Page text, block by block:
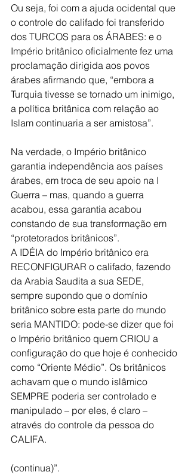
Ou seja, foi com a ajuda ocidental que
o controle do califado foi transferido
dos TURCOS para os ÁRABES: e o
Império britânico oficialmente fez uma
proclamação dirigida aos povos
árabes afirmando que, “embora a
Turquia tivesse se tornado um inimigo,
a política britânica com relação ao
Islam continuaria a ser amistosa”.
Na verdade, o Império britânico
garantia independência aos países
árabes, em troca de seu apoio na I
Guerra – mas, quando a guerra
acabou, essa garantia acabou
constando de sua transformação em
“protetorados britânicos”.
A IDÉIA do Império britânico era
RECONFIGURAR o califado, fazendo
da Arabia Saudita a sua SEDE,
sempre supondo que o domínio
britânico sobre esta parte do mundo
seria MANTIDO: pode-se dizer que foi
o Império britânico quem CRIOU a
configuração do que hoje é conhecido
como “Oriente Médio”. Os britânicos
achavam que o mundo islâmico
SEMPRE poderia ser controlado e
manipulado – por eles, é claro –
através do controle da pessoa do
CALIFA.
(continua)”.